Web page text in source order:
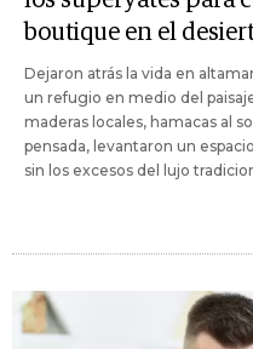
boutique en el
Dejaron atrás la vida en
un refugio en medio del
maderas locales, hamacas al
pensada, levantaron un
sin los excesos del lujo